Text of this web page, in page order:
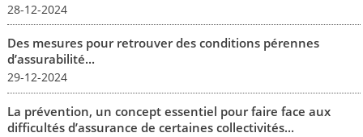
28-12-2024
Des mesures pour retrouver des conditions pérennes
d’assurabilité...
29-12-2024
La prévention, un concept essentiel pour faire face aux
difficultés d’assurance de certaines collectivités...